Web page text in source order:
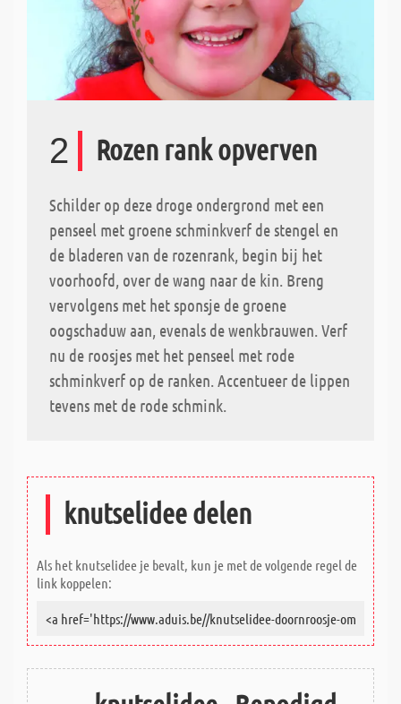
2 Rozen rank opverven
Schilder op deze droge ondergrond met een
penseel met groene schminkverf de stengel en
de bladeren van de rozenrank, begin bij het
voorhoofd, over de wang naar de kin. Breng
vervolgens met het sponsje de groene
oogschaduw aan, evenals de wenkbrauwen. Verf
nu de roosjes met het penseel met rode
schminkverf op de ranken. Accentueer de lippen
tevens met de rode schmink.
knutselidee delen
Als het knutselidee je bevalt, kun je met de volgende regel de
link koppelen: